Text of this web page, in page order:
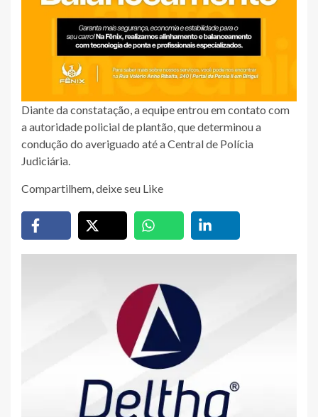
Diante da constatação, a equipe entrou em contato com
a autoridade policial de plantão, que determinou a
condução do averiguado até a Central de Polícia
Judiciária.
Compartilhem, deixe seu Like